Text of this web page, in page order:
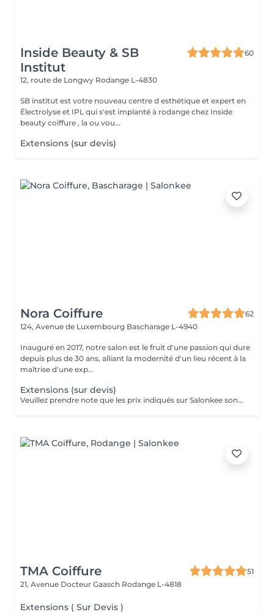
Inside Beauty & SB
Institut
60
12, route de Longwy Rodange L-4830
SB institut est votre nouveau centre d esthétique et expert en
Électrolyse et IPL qui s'est implanté à rodange chez Inside
beauty coiffure , la ou vou...
Extensions (sur devis)
Nora Coiffure
62
124, Avenue de Luxembourg Bascharage L-4940
Inauguré en 2017, notre salon est le fruit d'une passion qui dure
depuis plus de 30 ans, alliant la modernité d'un lieu récent à la
maîtrise d'une exp...
Extensions (sur devis)
Veuillez prendre note que les prix indiqués sur Salonkee sont communiqués à titre informatif et s'entendent de base. Ces derniers sont susceptibles de varier selon le diagnostic réalisé à votre arrivée au salon et l'expertise du professionnel à qui vous confiez votre beauté. Dans tous les cas, un devis précis vous sera proposé et toutes réalisations de prestations seront effectuées avec votre accord. Un grand merci d'avance pour votre compréhension. Au plaisir de vous revoir très vite.
TMA Coiffure
51
21, Avenue Docteur Gaasch Rodange L-4818
Extensions ( Sur Devis )